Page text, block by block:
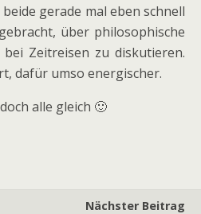
gerade mal eben schnell
über philosophische
bei Zeitreisen zu diskutieren.
dafür umso energischer.
alle gleich 🙂
Nächster Beitrag